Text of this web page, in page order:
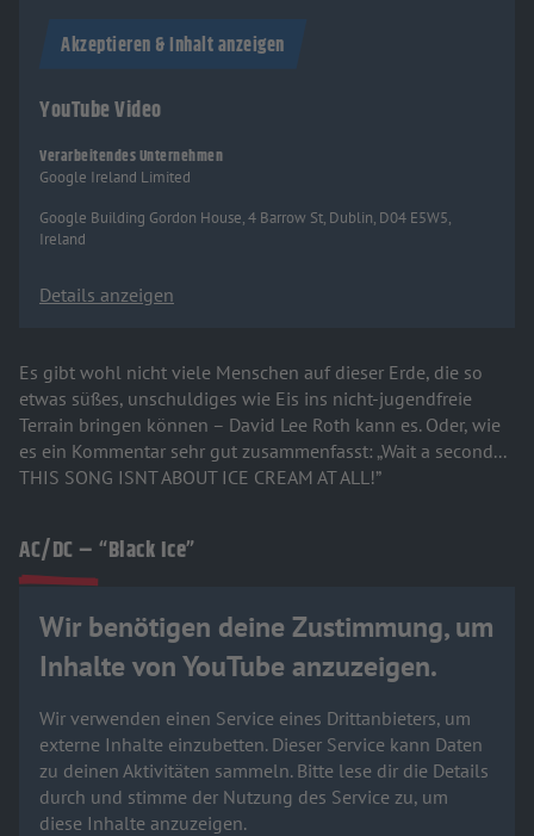
Akzeptieren & Inhalt anzeigen
YouTube Video
Verarbeitendes Unternehmen
Google Ireland Limited
Google Building Gordon House, 4 Barrow St, Dublin, D04 E5W5,
Ireland
Details anzeigen
Es gibt wohl nicht viele Menschen auf dieser Erde, die so
etwas süßes, unschuldiges wie Eis ins nicht-jugendfreie
Terrain bringen können – David Lee Roth kann es. Oder, wie
es ein Kommentar sehr gut zusammenfasst: „Wait a second...
THIS SONG ISNT ABOUT ICE CREAM AT ALL!”
AC/DC – “Black Ice”
Wir benötigen deine Zustimmung, um
Inhalte von YouTube anzuzeigen.
Wir verwenden einen Service eines Drittanbieters, um
externe Inhalte einzubetten. Dieser Service kann Daten
zu deinen Aktivitäten sammeln. Bitte lese dir die Details
durch und stimme der Nutzung des Service zu, um
diese Inhalte anzuzeigen.